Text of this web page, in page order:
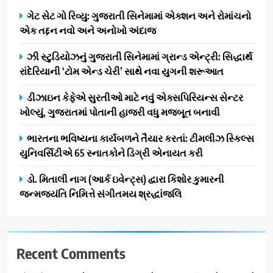
એક તદ્દન નવો અને અનોખો
અંદાજ
ENTERTAINMENT
ઝી સ્ટુડિયોઝનું ગુજરાતી સિનેમામાં
ગ્રાન્ડ એન્ટ્રી: સિદ્ધાર્થ રાંદેરિયાની
‘ટોમ એન્ડ ચેરી’ સાથે નવા યુગની
શરૂઆત
ENTERTAINMENT
ડીઝાઇન કેફેએ સુરતીઓ માટે નવું
એક્સપિરિયન્સ સેન્ટર ખોલ્યું,
ગુજરાતમાં પોતાની હાજરી વધુ
મજબૂત બનાવી
BUSINESS
તૈયાર કરતાં: ટીમલીઝ સ્કિલ્સ
યુનિવર્સિટીએ 65 સ્નાતકોને ડિગ્રી
EDUCATION
ગેટ સેટ ગો રિવ્યુ: ગુજરાતી સિનેમામાં એક્શન અને રોમાંચનો
એક તદ્દન નવો અને અનોખો અંદાજ
ઝી સ્ટુડિયોઝનું ગુજરાતી સિનેમામાં ગ્રાન્ડ એન્ટ્રી: સિદ્ધાર્થ
રાંદેરિયાની ‘ટોમ એન્ડ ચેરી’ સાથે નવા યુગની શરૂઆત
ડીઝાઇન કેફેએ સુરતીઓ માટે નવું એક્સપિરિયન્સ સેન્ટર
ખોલ્યું, ગુજરાતમાં પોતાની હાજરી વધુ મજબૂત બનાવી
ભારતના ભવિષ્યના કાર્યબળને તૈયાર કરતાં: ટીમલીઝ સ્કિલ્સ
યુનિવર્સિટીએ 65 સ્નાતકોને ડિગ્રી એનાયત કરી
ડો. મિતાલી નાગ (આર્ક ઇવેન્ટ્સ) દ્વારા કિશોર કુમારની
જન્મજયંતિ નિમિત્તે સંગીતમય શ્રદ્ધાંજલિ
Recent Comments